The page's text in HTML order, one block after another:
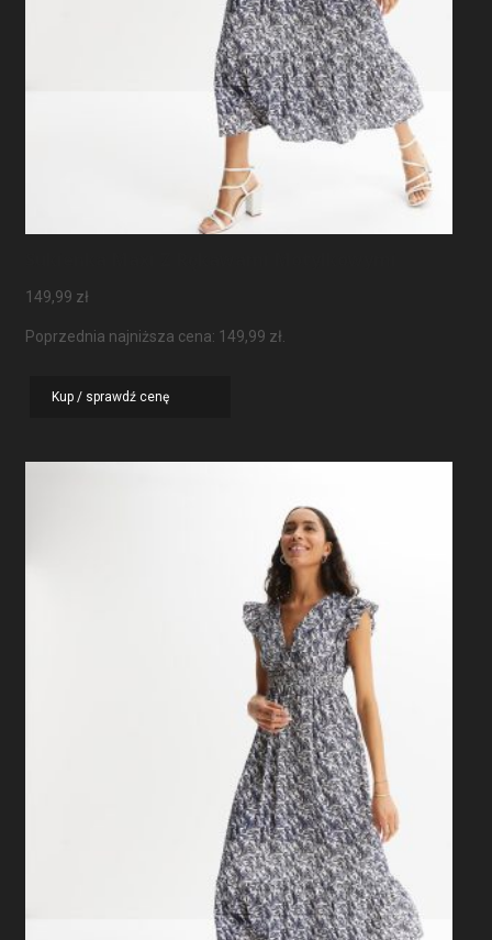
149,99 zł
Poprzednia najniższa cena: 149,99 zł
Kup / sprawdź cenę